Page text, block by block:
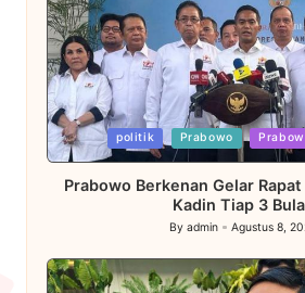
Posted
in
politik Prabowo
Prabowo Berkenan Gelar
Kadin Tiap 3
Posted
by
By admin Agustus 8,